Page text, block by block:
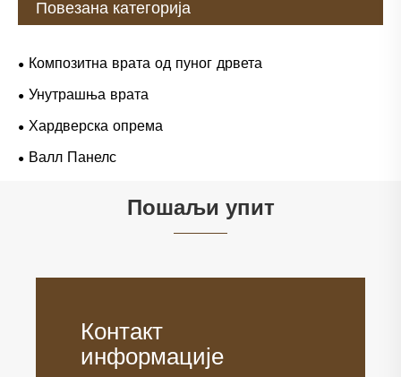
Повезана категорија
Композитна врата од пуног дрвета
Унутрашња врата
Хардверска опрема
Валл Панелс
Пошаљи упит
Контакт
информације